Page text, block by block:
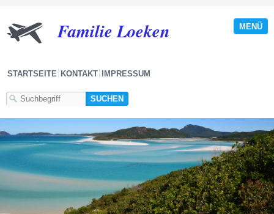
MENÜ
Familie Loeken
STARTSEITE KONTAKT IMPRESSUM